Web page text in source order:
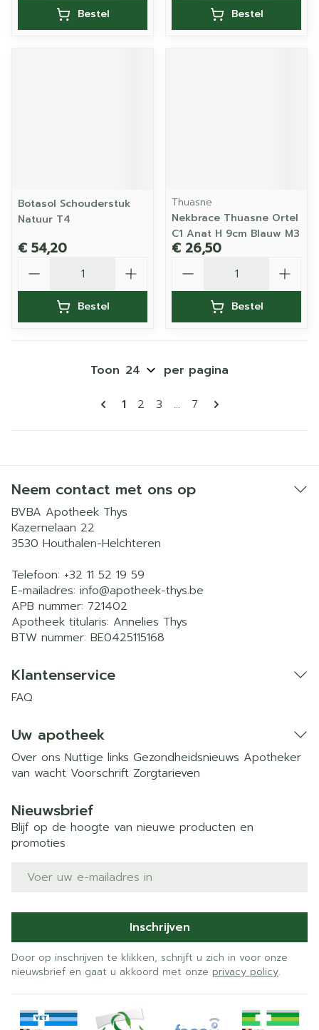
Bestel Bestel
Botasol Schouderstuk
Natuur T4
€ 54,20
Bestel
Thuasne
Nekbrace Thuasne Ortel
C1 Anat H 9cm Blauw M3
€ 26,50
Bestel
Pagina's
U lees momenteel pagina
1 Pagina
2 Pagina
3 ... Pagina
7
Toon per pagina
Neem contact met ons op
BVBA Apotheek Thys
Kazernelaan 22
3530 Houthalen-Helchteren
Telefoon: +32 11 52 19 59
E-mailadres: info@apotheek-thys.be
APB nummer: 721402
Apotheek titularis: Annelies Thys
BTW nummer: BE0425115168
Klantenservice
FAQ
Uw apotheek
Over ons Nuttige links Gezondheidsnieuws Apotheker
van wacht Voorschrift Zorgtarieven
Nieuwsbrief
Blijf op de hoogte van nieuwe producten en
promoties
E-mail adres
Inschrijven
Door op inschrijven te klikken, schrijft u zich in voor onze
nieuwsbrief en gaat u akkoord met onze privacy policy.